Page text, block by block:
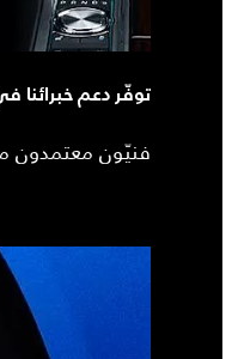
توفّر دعم خبرائنا
فنيّون معتمدون